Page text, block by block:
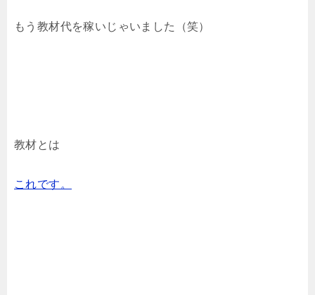
もう教材代を稼いじゃいました（笑）
教材とは
これです。